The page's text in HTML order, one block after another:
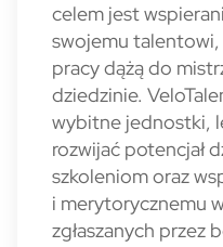
celem jest
swojemu
pracy dążą do
dziedzinie.
wybitne jednostki,
rozwijać potencjał
szkoleniom oraz
i merytorycznemu
zgłaszanych przez